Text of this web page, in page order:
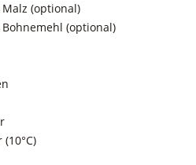
(optional)
Bohnemehl (optional)